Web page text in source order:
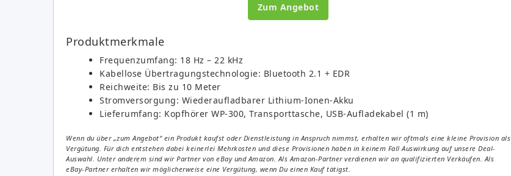
Zum Angebot
Produktmerkmale
Frequenzumfang: 18 Hz – 22 kHz
Kabellose Übertragungstechnologie: Bluetooth 2.1 + EDR
Reichweite: Bis zu 10 Meter
Stromversorgung: Wiederaufladbarer Lithium-Ionen-Akku
Lieferumfang: Kopfhörer WP-300, Transporttasche, USB-Aufladekabel (1 m)
Wenn du über „zum Angebot“ ein Produkt kaufst oder Dienstleistung in Anspruch nimmst, erhalten wir oftmals eine kleine Provision als
Vergütung. Für dich entstehen dabei keinerlei Mehrkosten und diese Provisionen haben in keinem Fall Auswirkung auf unsere Deal-
Auswahl. Unter anderem sind wir Partner von eBay und Amazon. Als Amazon-Partner verdienen wir an qualifizierten Verkäufen. Als
eBay-Partner erhalten wir möglicherweise eine Vergütung, wenn Du einen Kauf tätigst.